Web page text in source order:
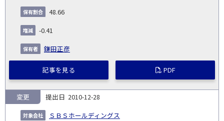
48.66
-0.41
鎌田正彦
記事を見る PDF
2010-12-28
ＳＢＳホールディングス
変更